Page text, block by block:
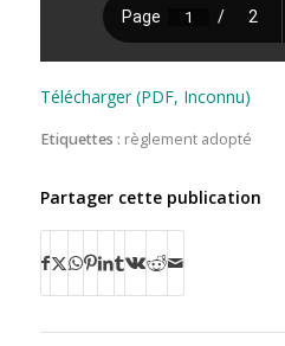
Télécharger (PDF, Inconnu)
Etiquettes : règlement adopté
Partager cette publication